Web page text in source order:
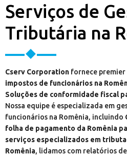
Serviços de
Tributária na
Cserv Corporation fornece premier
impostos de funcionários na
Soluções de conformidade fiscal
Nossa equipe é especializada em
funcionários na Romênia, incluindo
folha de pagamento da Romênia
serviços especializados em
Romênia, lidamos com relatórios